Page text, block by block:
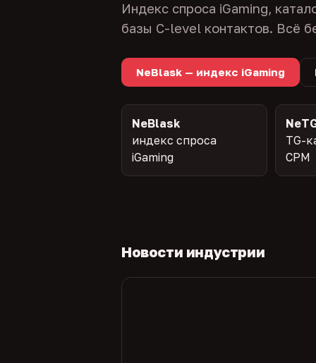
Индекс спроса iGaming,
базы C-level контактов. Всё
NeBlask — индекс iGaming
NeBlask
индекс спроса
iGaming
TG-
CPM
Новости индустрии